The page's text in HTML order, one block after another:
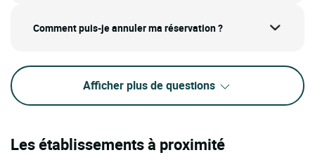
Comment puis-je annuler ma réservation ?
Afficher plus de questions
Les établissements à proximité